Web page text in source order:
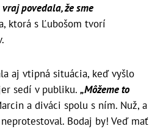
povedala, že sme
ktorá s Ľubošom tvorí
aj vtipná situácia, keď vyšlo
sedí v publiku. „Môžeme to
a diváci spolu s ním. Nuž, a
Bodaj by! Veď mať